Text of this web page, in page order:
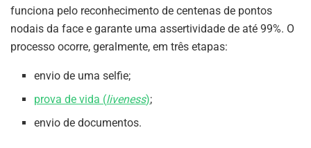
funciona pelo reconhecimento de centenas de pontos
nodais da face e garante uma assertividade de até 99%. O
processo ocorre, geralmente, em três etapas:
envio de uma selfie;
prova de vida (liveness);
envio de documentos.